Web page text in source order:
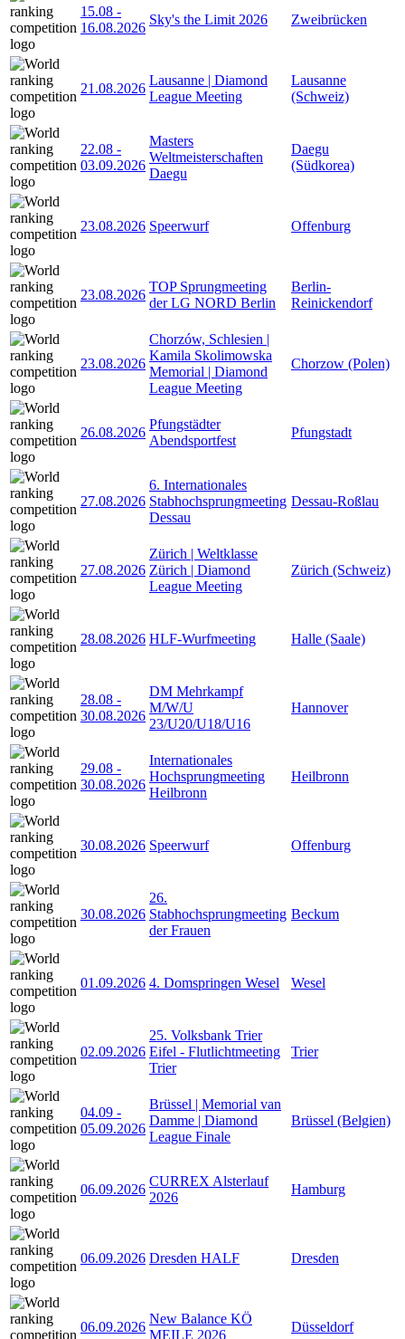
15.08 -
16.08.2026
Sky's the Limit 2026 Zweibrücken
21.08.2026
Lausanne | Diamond
League Meeting
Lausanne
(Schweiz)
22.08 -
03.09.2026
Masters
Weltmeisterschaften
Daegu
Daegu
(Südkorea)
23.08.2026 Speerwurf Offenburg
23.08.2026
TOP Sprungmeeting
der LG NORD Berlin
Berlin-
Reinickendorf
23.08.2026
Chorzów, Schlesien |
Kamila Skolimowska
Memorial | Diamond
League Meeting
Chorzow (Polen)
26.08.2026
Pfungstädter
Abendsportfest
Pfungstadt
27.08.2026
6. Internationales
Stabhochsprungmeeting
Dessau
Dessau-Roßlau
27.08.2026
Zürich | Weltklasse
Zürich | Diamond
League Meeting
Zürich (Schweiz)
28.08.2026 HLF-Wurfmeeting Halle (Saale)
28.08 -
30.08.2026
DM Mehrkampf
M/W/U
23/U20/U18/U16
Hannover
29.08 -
30.08.2026
Internationales
Hochsprungmeeting
Heilbronn
Heilbronn
30.08.2026 Speerwurf Offenburg
30.08.2026
26.
Stabhochsprungmeeting
der Frauen
Beckum
01.09.2026 4. Domspringen Wesel Wesel
02.09.2026
25. Volksbank Trier
Eifel - Flutlichtmeeting
Trier
Trier
04.09 -
05.09.2026
Brüssel | Memorial van
Damme | Diamond
League Finale
Brüssel (Belgien)
06.09.2026
CURREX Alsterlauf
2026
Hamburg
06.09.2026 Dresden HALF Dresden
06.09.2026
New Balance KÖ
MEILE 2026
Düsseldorf